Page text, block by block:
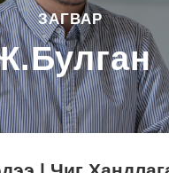
ЗАГВАР